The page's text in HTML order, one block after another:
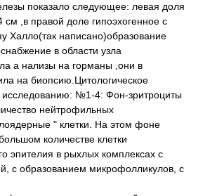
показало следующее: левая доля
см ,в правой доле гипоэхогенное с
Халло(так написано)образование
в области узла
а нализы на горманы ,они в
на биопсию.Цитологическое
исследованию: №1-4: Фон-зритроциты
нейтрофильных
" клетки. На этом фоне
количестве клетки
эпителия в рыхлых комплексах с
с образованием микрофолликулов, с